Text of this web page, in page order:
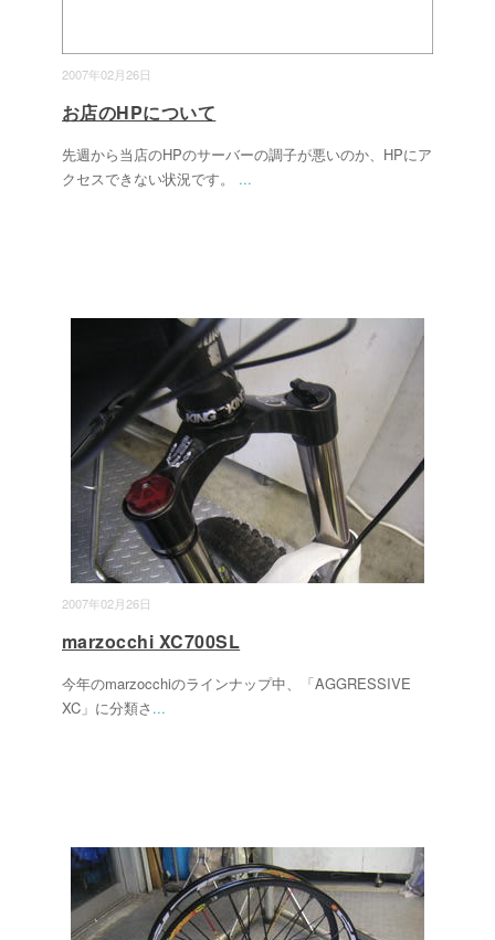
2007年02月26日
お店のHPについて
先週から当店のHPのサーバーの調子が悪いのか、HPにア
クセスできない状況です。 ...
2007年02月26日
marzocchi XC700SL
今年のmarzocchiのラインナップ中、「AGGRESSIVE
XC」に分類さ ...